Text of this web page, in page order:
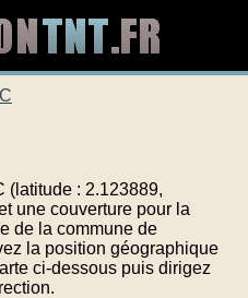
(latitude : 2.123889,
une couverture pour la
de la commune de
la position géographique
ci-dessous puis dirigez